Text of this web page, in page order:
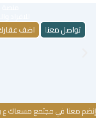
تواصل معنا اضف
معنا في مجتمع مسعاك ع